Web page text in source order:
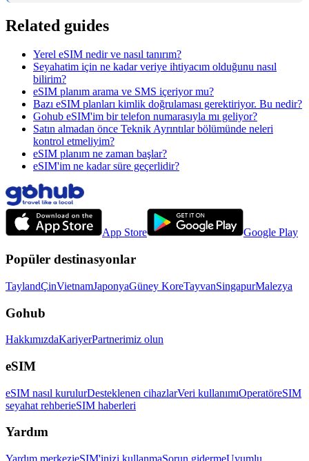
Related guides
Yerel eSIM nedir ve nasıl tanırım?
Seyahatim için ne kadar veriye ihtiyacım olduğunu nasıl
bilirim?
eSIM planım arama ve SMS içeriyor mu?
Bazı eSIM planları kimlik doğrulaması gerektiriyor. Bu nedir?
Gohub eSIM'im bir telefon numarasıyla mı geliyor?
Satın almadan önce Teknik Ayrıntılar bölümünde neleri
kontrol etmeliyim?
eSIM planım ne zaman başlar?
eSIM'im ne kadar süre geçerlidir?
App Store Google Play
Popüler destinasyonlar
TaylandÇinVietnamJaponyaGüney KoreTayvanSingapurMalezya
Gohub
HakkımızdaKariyerPartnerimiz olun
eSIM
eSIM nasıl kurulurDesteklenen cihazlarVeri kullanımıOperatöreSIM
seyahat rehberieSIM haberleri
Yardım